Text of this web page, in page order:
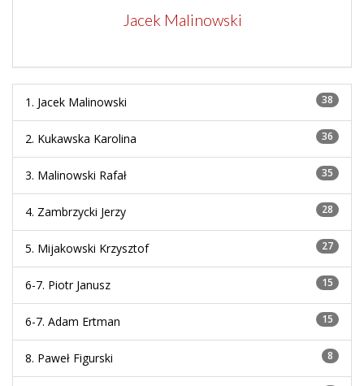
Jacek Malinowski
1. Jacek Malinowski 38
2. Kukawska Karolina 36
3. Malinowski Rafał 35
4. Zambrzycki Jerzy 28
5. Mijakowski Krzysztof 27
6-7. Piotr Janusz 15
6-7. Adam Ertman 15
8. Paweł Figurski 8